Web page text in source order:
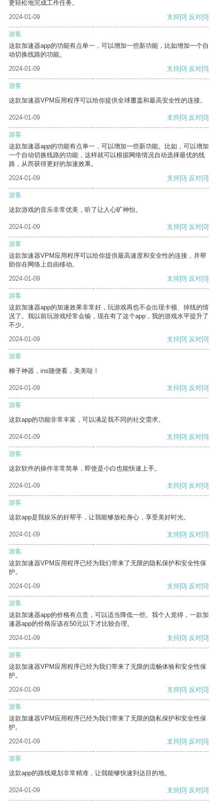
更轻松地完成工作任务。
2024-01-09
支持[0] 反对[0]
游客
这款加速器app的功能有点单一，可以增加一些新功能，比如增加一个自
动切换线路的功能。
2024-01-09
支持[0] 反对[0]
游客
这款加速器VPM应用程序可以给你提供全球覆盖和最高安全性的连接。
2024-01-09 支持[0] 反对[0]
游客
这款加速器app的功能有点单一，可以增加一些新功能。比如，可以增加
一个自动切换线路的功能，这样就可以根据网络情况自动选择最优的线
路，从而获得更好的加速效果。
2024-01-09
支持[0] 反对[0]
游客
这款游戏的音乐非常优美，听了让人心旷神怡。
2024-01-09 支持[0] 反对[0]
游客
这款加速器VPM应用程序可以给你提供最高速度和安全性的连接，并帮
助你在网络上自由移动。
2024-01-09
支持[0] 反对[0]
游客
这款加速器app的加速效果非常好，玩游戏再也不会出现卡顿、掉线的情
况了。我以前玩游戏经常会输，现在有了这个app，我的游戏水平提升了
不少。
2024-01-09
支持[0] 反对[0]
游客
梯子神器，ins随便看，美美哒！
2024-01-09 支持[0] 反对[0]
游客
这款app的功能非常丰富，可以满足我不同的社交需求。
2024-01-09 支持[0] 反对[0]
游客
这款软件的操作非常简单，即使是小白也能快速上手。
2024-01-09 支持[0] 反对[0]
游客
这款app是我娱乐的好帮手，让我能够放松身心，享受美好时光。
2024-01-09 支持[0] 反对[0]
游客
这款加速器VPM应用程序已经为我们带来了无限的隐私保护和安全性保
护。
2024-01-09
支持[0] 反对[0]
游客
这款加速器app的价格有点贵，可以适当降低一些。我个人觉得，一款加
速器app的价格应该在50元以下才比较合理。
2024-01-09
支持[0] 反对[0]
游客
这款加速器VPM应用程序已经为我们带来了无限的流畅体验和安全性保
护。
2024-01-09
支持[0] 反对[0]
游客
这款加速器VPM应用程序已经为我们带来了无限的隐私保护和安全性保
护。
2024-01-09
支持[0] 反对[0]
游客
这款app的路线规划非常精准，让我能够快速到达目的地。
2024-01-09 支持[0] 反对[0]